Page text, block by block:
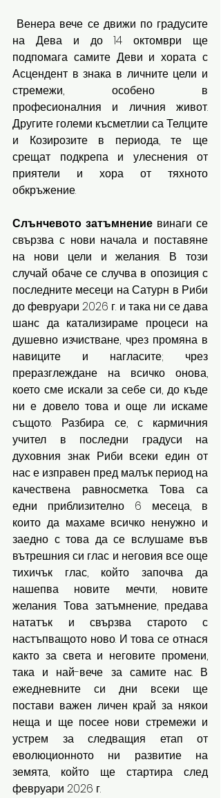
на Дева и до 14 октомври ще
подпомага самите Деви и хората с
Асцендент в знака в личните цели и
стремежи, особено в
професионалния и личния живот.
Другите големи късметлии са Телците
и Козирозите в периода, те ще
срещат подкрепа и улеснения от
приятели и хора от тяхното
обкръжение.
Слънчевото затъмнение винаги се
свързва с нови начала и поставяне
на нови цели и желания. В този
случай обаче се случва в опозиция с
последните месеци на Сатурн в Риби
до февруари 2026 г. и така ни се дава
шанс да катализираме процеси на
душевно изчистване, чрез промяна в
навиците и нагласите; чрез
преразглеждане на всичко онова,
което сме искали за себе си, до къде
ни е довело това и още ли искаме
същото. Разбира се, с кармичния
учител в последни градуси на
духовния знак Риби всеки един от
нас е изправен пред малък период на
качествена равносметка. Това са
едни приблизително 6 месеца, в
които да махаме всичко ненужно и
заедно с това да се вслушаме във
вътрешния си глас и неговия все още
тихичък глас, който започва да
нашепва новите мечти, новите
желания. Това затъмнение, предава
нататък и свързва старото с
настъпващото ново. И това се отнася
както за света и неговите промени,
така и най-вече за самите нас. В
ежедневните си дни всеки ще
постави важен личен край за някои
неща и ще посее нови стремежи и
устрем за следващия етап от
еволюционното ни развитие на
земята, който ще стартира след
февруари 2026 г.